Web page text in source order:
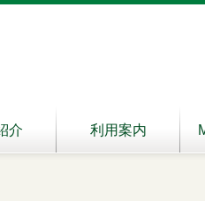
介 利用案内